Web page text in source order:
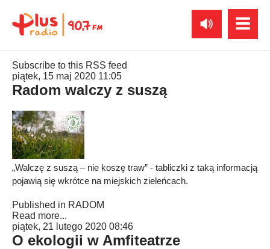
Subscribe to this RSS feed
piątek, 15 maj 2020 11:05
Radom walczy z suszą
„Walczę z suszą – nie koszę traw” - tabliczki z taką informacją
pojawią się wkrótce na miejskich zieleńcach.
Published in RADOM
Read more...
piątek, 21 lutego 2020 08:46
O ekologii w Amfiteatrze